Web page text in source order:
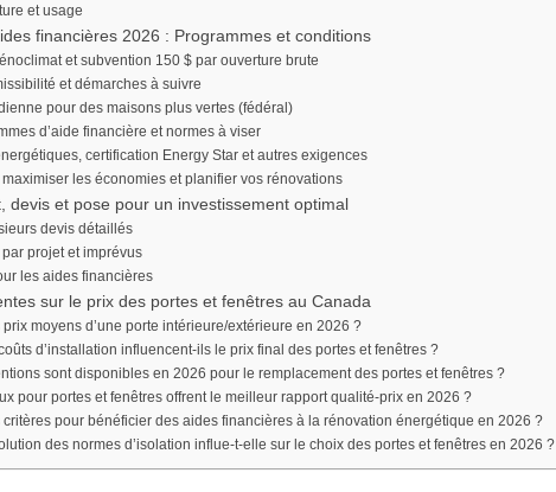
et usage
financières 2026 : Programmes et conditions
et subvention 150 $ par ouverture brute
et démarches à suivre
pour des maisons plus vertes (fédéral)
d’aide financière et normes à viser
certification Energy Star et autres exigences
les économies et planifier vos rénovations
devis et pose pour un investissement optimal
devis détaillés
projet et imprévus
les aides financières
sur le prix des portes et fenêtres au Canada
moyens d’une porte intérieure/extérieure en 2026 ?
d’installation influencent-ils le prix final des portes et fenêtres ?
sont disponibles en 2026 pour le remplacement des portes et fenêtres ?
pour portes et fenêtres offrent le meilleur rapport qualité-prix en 2026 ?
critères pour bénéficier des aides financières à la rénovation énergétique en 2026 ?
des normes d’isolation influe-t-elle sur le choix des portes et fenêtres en 2026 ?